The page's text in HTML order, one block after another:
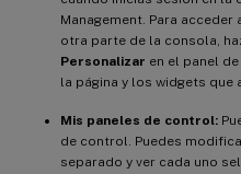
Management. Para
otra parte de la consola,
Personalizar en el panel
la página y los widgets que
Mis paneles de control:
de control. Puedes
separado y ver cada uno